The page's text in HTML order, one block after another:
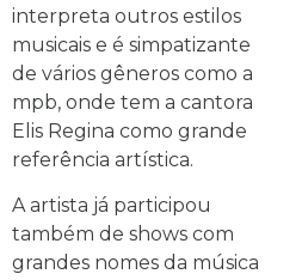
interpreta outros estilos
musicais e é simpatizante
de vários gêneros como a
mpb, onde tem a cantora
Elis Regina como grande
referência artística.
A artista já participou
também de shows com
grandes nomes da música